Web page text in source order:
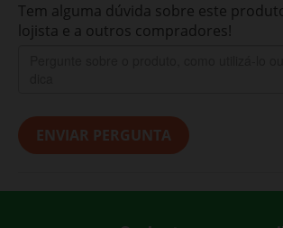
Tem alguma dúvida sobre este
lojista e a outros compradores!
ENVIAR PERGUNTA